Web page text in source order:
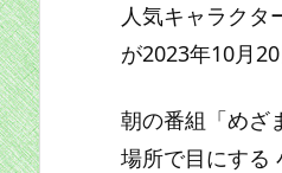
人気キャラクタ
が2023年10月
朝の番組「めざ
場所で目にする